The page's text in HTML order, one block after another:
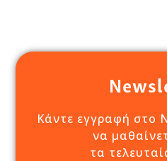
Κάντε εγγραφή στο
να
τα